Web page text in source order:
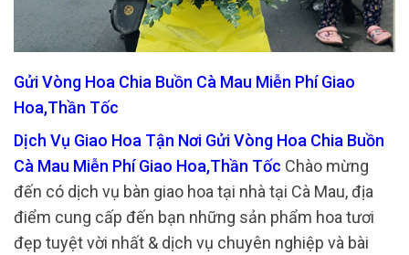
Gửi Vòng Hoa Chia Buồn Cà Mau Miễn Phí Giao
Hoa,Thần Tốc
Dịch Vụ Giao Hoa Tận Nơi Gửi Vòng Hoa Chia Buồn
Cà Mau Miễn Phí Giao Hoa,Thần Tốc Chào mừng
đến có dịch vụ bàn giao hoa tại nhà tại Cà Mau, địa
điểm cung cấp đến bạn những sản phẩm hoa tươi
đẹp tuyệt vời nhất & dịch vụ chuyên nghiệp và bài